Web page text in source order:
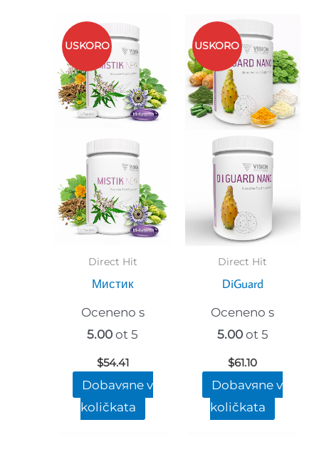
USKORO
Direct Hit
Мистик
Oceneno s
5.00 ot 5
$54.41
Dobavяne v
količkata
USKORO
Direct Hit
DiGuard
Oceneno s
5.00ot 5
$61.10
Dobavяne v
količkata